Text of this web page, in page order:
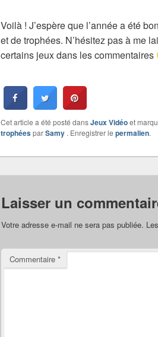
Voilà ! J’espère que l’année a été
et de trophées. N’hésitez pas à me
certains jeux dans les commentaires
Cet article a été posté dansJeux Vidéoet
trophéesparSamy . Enregistrer le permalien.
Laisser un
Votre adresse e-mail ne sera pas publiée.
Commentaire *